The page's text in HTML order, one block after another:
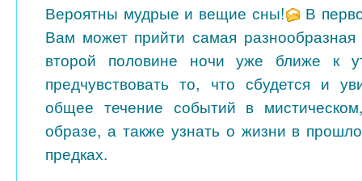
Вероятны мудрые и вещие сны!
В
Вам может прийти самая
второй половине ночи уже ближе к
предчувствовать то, что сбудется и
общее течение событий в
образе, а также узнать о жизни в
предках.